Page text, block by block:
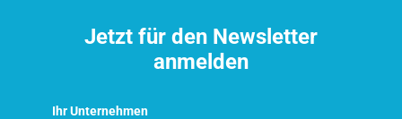
Jetzt für den Newsletter
anmelden
Ihr Unternehmen